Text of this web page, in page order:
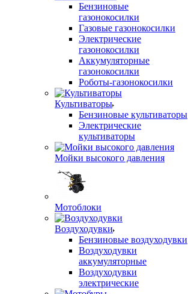
Бензиновые
газонокосилки
Газовые газонокосилки
Электрические
газонокосилки
Аккумуляторные
газонокосилки
Роботы-газонокосилки
Культиваторы
Бензиновые культиваторы
Электрические
культиваторы
Мойки высокого давления
Мотоблоки
Воздуходувки
Бензиновые воздуходувки
Воздуходувки
аккумуляторные
Воздуходувки
электрические